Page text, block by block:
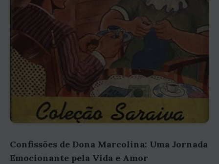
Confissões de Dona Marcolina: Uma Jornada
Emocionante pela Vida e Amor